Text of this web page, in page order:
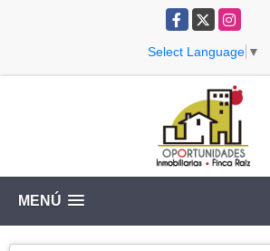
Facebook
X Instagram
Select Language ▼
MENÚ